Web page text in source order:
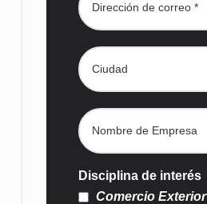
Disciplina de interés
Comercio Exterior